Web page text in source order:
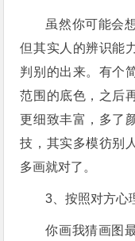
虽然你可能会
但其实人的辨识能
判别的出来。有个
范围的底色，之后
更细致丰富，多了
技， 其实多模彷别
多画就对了。
3、按照对方心
你画我猜画图